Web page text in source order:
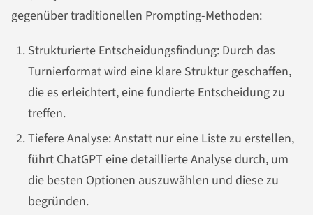
gegenüber traditionellen Prompting-Methoden:
Strukturierte Entscheidungsfindung: Durch das
Turnierformat wird eine klare Struktur geschaffen,
die es erleichtert, eine fundierte Entscheidung zu
treffen.
Tiefere Analyse: Anstatt nur eine Liste zu erstellen,
führt ChatGPT eine detaillierte Analyse durch, um
die besten Optionen auszuwählen und diese zu
begründen.